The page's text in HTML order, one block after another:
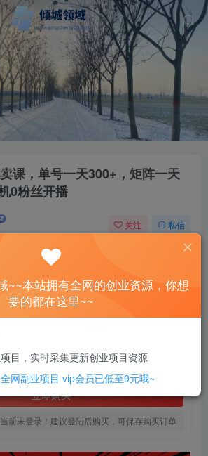
课，单号一天300+，矩阵一天
0粉丝开播
关注 私信
抖音硬核小雪花卖课，单号一天300+，矩阵一天3000+，一部手机0粉丝开播
请付费后查看
费
立即购买
前未登录！建议登陆后购买，可保存购买订单
~~本站拥有全网的创业资源，你想
要的都在这里~~
目，实时采集更新创业项目资源
网副业项目 vip会员已低至9元哦~